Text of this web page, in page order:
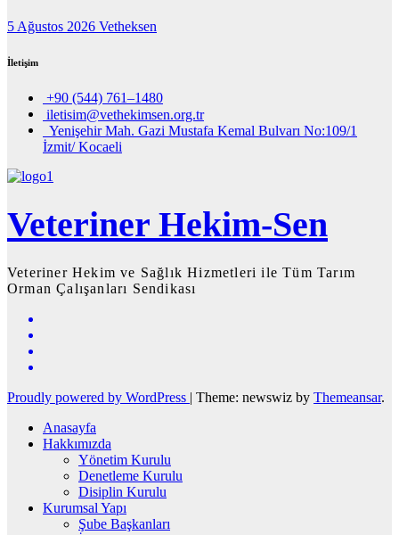
5 Ağustos 2026 Vetheksen
İletişim
+90 (544) 761–1480
iletisim@vethekimsen.org.tr
Yenişehir Mah. Gazi Mustafa Kemal Bulvarı No:109/1
İzmit/ Kocaeli
Veteriner Hekim-Sen
Veteriner Hekim ve Sağlık Hizmetleri ile Tüm Tarım
Orman Çalışanları Sendikası
Proudly powered by WordPress | Theme: newswiz by Themeansar.
Anasayfa
Hakkımızda
Yönetim Kurulu
Denetleme Kurulu
Disiplin Kurulu
Kurumsal Yapı
Şube Başkanları